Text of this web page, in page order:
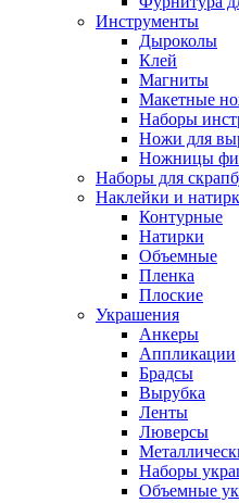
Инструменты
Дыроколы
Клей
Магниты
Макетные
Наборы
Ножи для
Ножницы
Наборы для
Наклейки и
Контурные
Натирки
Объемные
Пленка
Плоские
Украшения
Анкеры
Аппликации
Брадсы
Вырубка
Ленты
Люверсы
Наборы
Объемные